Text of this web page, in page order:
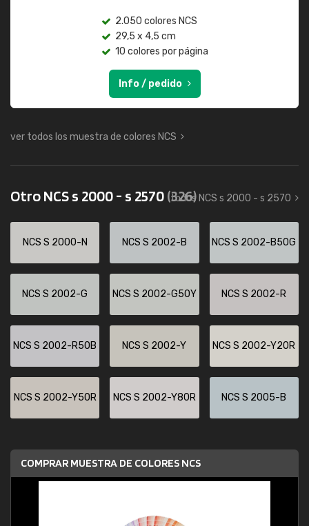
2.050 colores NCS
29,5 x 4,5 cm
10 colores por página
Info / pedido
ver todos los muestra de colores NCS
Otro NCS s 2000 - s 2570(326)
todos NCS s 2000 - s 2570
NCS S 2000-N NCS S 2002-B NCS S 2002-B50G
NCS S 2002-G NCS S 2002-G50Y NCS S 2002-R
NCS S 2002-R50B NCS S 2002-Y NCS S 2002-Y20R
NCS S 2002-Y50R NCS S 2002-Y80R NCS S 2005-B
COMPRAR MUESTRA DE COLORES NCS